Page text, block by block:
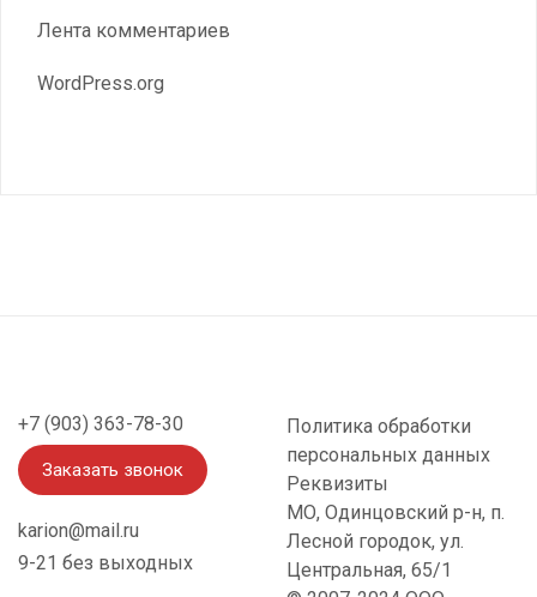
Лента комментариев
WordPress.org
+7 (903) 363-78-30
Заказать звонок
karion@mail.ru
9-21 без выходных
Политика обработки
персональных данных
Реквизиты
МО, Одинцовский р-н, п.
Лесной городок, ул.
Центральная, 65/1